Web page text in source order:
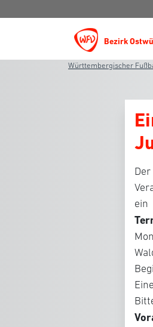
Bezirk
Württembergischer
ein